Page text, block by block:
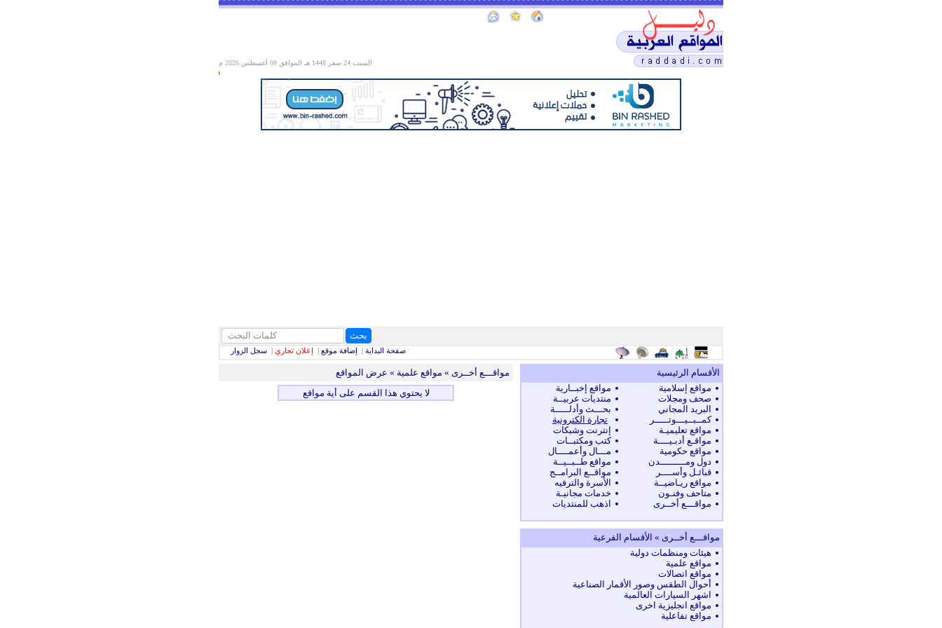
السبت 24 صفر 1448 هـ الموافق
قال الله تعالى (( اعلموا أنما الحياة الدنيا لعب ولهو وزينة
بحث
صفحة البداية| إضافة موقع | إعلان تجاري| سجل الزوار
الأقسام الرئيسية
مواقع إسلامية
صحف ومجلات
البريد المجاني
كمــبــيـــوتـــــر
مواقع تعليميـة
مواقـع أدبـيــــة
مواقع حكومية
دول ومـــــــــدن
قبائـل وأســــر
مواقع ريـاضيــة
متاحف وفنـون
مواقـــع أخــرى
مواقع إخبــارية
منتديات عربيــة
بحـــث وأدلـــــة
تجارة الكترونية
إنترنت وشبكات
كتب ومكتبــات
مـــال وأعمــــال
مواقع طــبــيــة
مواقــع البرامــج
الأسرة والترفيه
خدمات مجانيـة
اذهب للمنتديات
مواقـــع أخــرى » الأقسام الفرعية
هيئات ومنظمات دولية
مواقع علمية
مواقع اتصالات
أحوال الطقس وصور الأقمار الصناعية
اشهر السيارات العالمية
مواقع انجليزية اخرى
مواقع تفاعلية
مواقـــع أخــرى » مواقع علمية » عرض المواقع
لا يحتوي هذا القسم على أية مواقع